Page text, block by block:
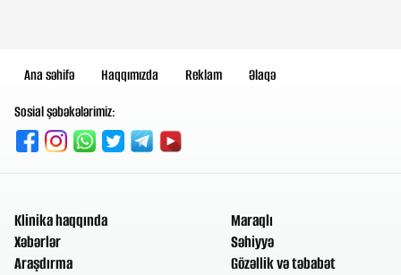
Ana səhifə Haqqımızda Reklam
Əlaqə
Sosial şəbəkələrimiz:
Klinika haqqında
Xəbərlər
Araşdırma
Maraqlı
Səhiyyə
Gözəllik və təbabət